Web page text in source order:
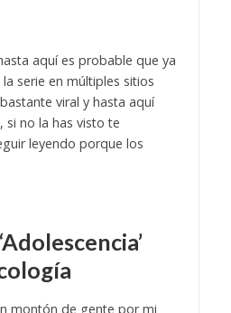
aquí es probable que ya
serie en múltiples sitios
viral y hasta aquí
si no la has visto te
leyendo porque los
montón de gente por mi